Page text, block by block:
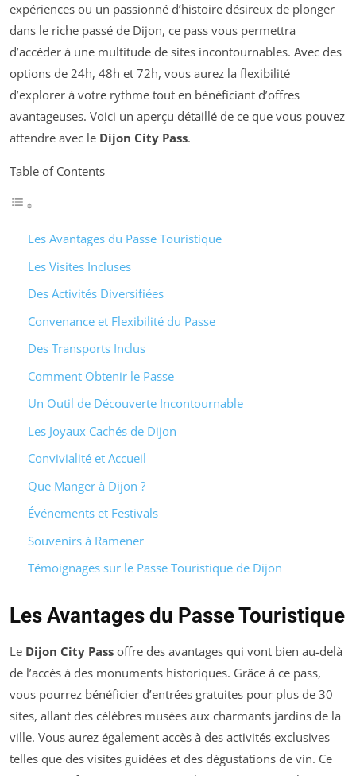
expériences ou un passionné d’histoire désireux de plonger
dans le riche passé de Dijon, ce pass vous permettra
d’accéder à une multitude de sites incontournables. Avec des
options de 24h, 48h et 72h, vous aurez la flexibilité
d’explorer à votre rythme tout en bénéficiant d’offres
avantageuses. Voici un aperçu détaillé de ce que vous pouvez
attendre avec le Dijon City Pass.
Table of Contents
Les Avantages du Passe Touristique
Les Visites Incluses
Des Activités Diversifiées
Convenance et Flexibilité du Passe
Des Transports Inclus
Comment Obtenir le Passe
Un Outil de Découverte Incontournable
Les Joyaux Cachés de Dijon
Convivialité et Accueil
Que Manger à Dijon ?
Événements et Festivals
Souvenirs à Ramener
Témoignages sur le Passe Touristique de Dijon
Les Avantages du Passe Touristique
Le Dijon City Pass offre des avantages qui vont bien au-delà
de l’accès à des monuments historiques. Grâce à ce pass,
vous pourrez bénéficier d’entrées gratuites pour plus de 30
sites, allant des célèbres musées aux charmants jardins de la
ville. Vous aurez également accès à des activités exclusives
telles que des visites guidées et des dégustations de vin. Ce